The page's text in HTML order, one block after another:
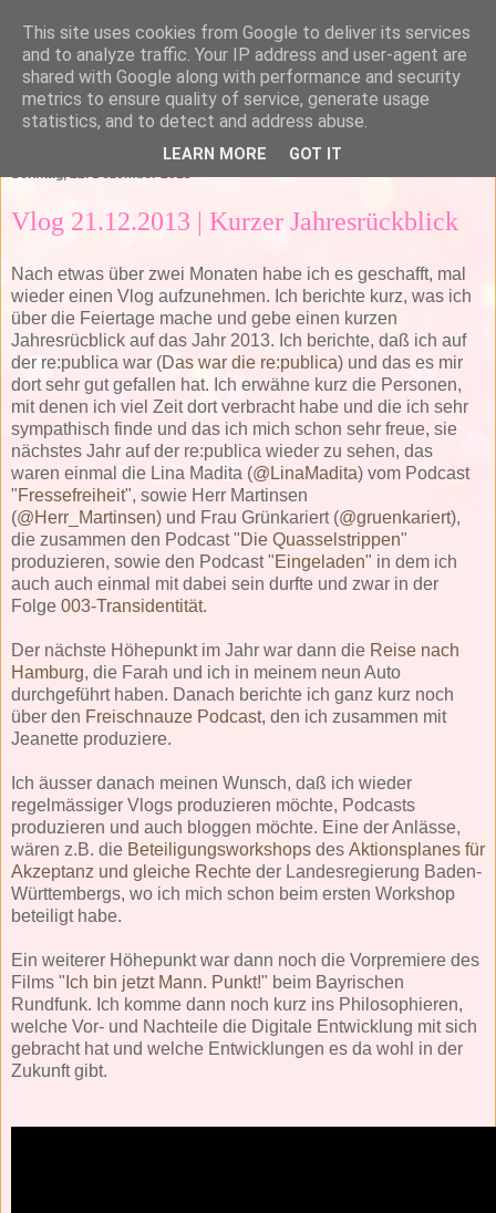
Sonntag, 22. Dezember 2013
Vlog 21.12.2013 | Kurzer Jahresrückblick
Nach etwas über zwei Monaten habe ich es geschafft, mal
wieder einen Vlog aufzunehmen. Ich berichte kurz, was ich
über die Feiertage mache und gebe einen kurzen
Jahresrücblick auf das Jahr 2013. Ich berichte, daß ich auf
der re:publica war (Das war die re:publica) und das es mir
dort sehr gut gefallen hat. Ich erwähne kurz die Personen,
mit denen ich viel Zeit dort verbracht habe und die ich sehr
sympathisch finde und das ich mich schon sehr freue, sie
nächstes Jahr auf der re:publica wieder zu sehen, das
waren einmal die Lina Madita (@LinaMadita) vom Podcast
"Fressefreiheit", sowie Herr Martinsen
(@Herr_Martinsen) und Frau Grünkariert (@gruenkariert),
die zusammen den Podcast "Die Quasselstrippen"
produzieren, sowie den Podcast "Eingeladen" in dem ich
auch auch einmal mit dabei sein durfte und zwar in der
Folge 003-Transidentität.
Der nächste Höhepunkt im Jahr war dann die Reise nach
Hamburg, die Farah und ich in meinem neun Auto
durchgeführt haben. Danach berichte ich ganz kurz noch
über den Freischnauze Podcast, den ich zusammen mit
Jeanette produziere.
Ich äusser danach meinen Wunsch, daß ich wieder
regelmässiger Vlogs produzieren möchte, Podcasts
produzieren und auch bloggen möchte. Eine der Anlässe,
wären z.B. die Beteiligungsworkshops des Aktionsplanes für
Akzeptanz und gleiche Rechte der Landesregierung Baden-
Württembergs, wo ich mich schon beim ersten Workshop
beteiligt habe.
Ein weiterer Höhepunkt war dann noch die Vorpremiere des
Films " Ich bin jetzt Mann. Punkt!" beim Bayrischen
Rundfunk. Ich komme dann noch kurz ins Philosophieren,
welche Vor- und Nachteile die Digitale Entwicklung mit sich
gebracht hat und welche Entwicklungen es da wohl in der
Zukunft gibt.
This site uses cookies from Google to deliver its services
and to analyze traffic. Your IP address and user-agent are
shared with Google along with performance and security
metrics to ensure quality of service, generate usage
statistics, and to detect and address abuse.
LEARN MORE GOT IT